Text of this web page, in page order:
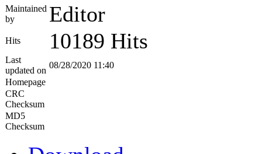
Maintained
by
Editor
Hits 10189 Hits
Last
updated on
08/28/2020 11:40
Homepage
CRC
Checksum
MD5
Checksum